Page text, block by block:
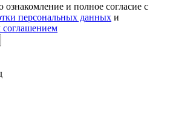
и полное согласие с
персональных данных и
соглашением